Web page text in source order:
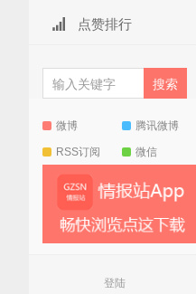
点赞排行
微博 腾讯微博
RSS订阅 微信
登陆